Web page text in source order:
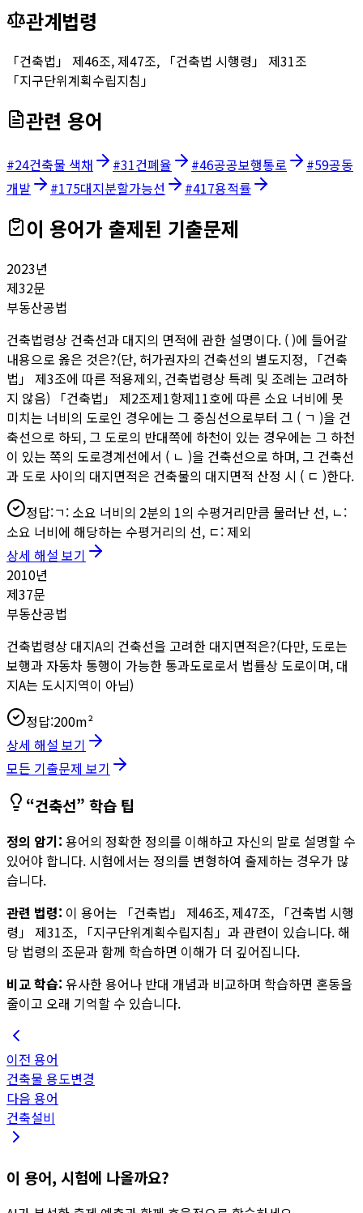
관계법령
「건축법」 제46조, 제47조, 「건축법 시행령」 제31조
「지구단위계획수립지침」
관련 용어
#24건축물 색채 #31건폐율 #46공공보행통로 #59공동
개발
#175대지분할가능선 #417용적률
이 용어가 출제된 기출문제
2023년
제32문
부동산공법
건축법령상 건축선과 대지의 면적에 관한 설명이다. ( )에 들어갈
내용으로 옳은 것은?(단, 허가권자의 건축선의 별도지정, 「건축
법」 제3조에 따른 적용제외, 건축법령상 특례 및 조례는 고려하
지 않음) 「건축법」 제2조제1항제11호에 따른 소요 너비에 못
미치는 너비의 도로인 경우에는 그 중심선으로부터 그 ( ㄱ )을 건
축선으로 하되, 그 도로의 반대쪽에 하천이 있는 경우에는 그 하천
이 있는 쪽의 도로경계선에서 ( ㄴ )을 건축선으로 하며, 그 건축선
과 도로 사이의 대지면적은 건축물의 대지면적 산정 시 ( ㄷ )한다.
정답:ㄱ: 소요 너비의 2분의 1의 수평거리만큼 물러난 선, ㄴ:
소요 너비에 해당하는 수평거리의 선, ㄷ: 제외
상세 해설 보기
2010년
제37문
부동산공법
건축법령상 대지A의 건축선을 고려한 대지면적은?(다만, 도로는
보행과 자동차 통행이 가능한 통과도로로서 법률상 도로이며, 대
지A는 도시지역이 아님)
정답:200m²
상세 해설 보기
모든 기출문제 보기
“건축선” 학습 팁
정의 암기: 용어의 정확한 정의를 이해하고 자신의 말로 설명할 수
있어야 합니다. 시험에서는 정의를 변형하여 출제하는 경우가 많
습니다.
관련 법령: 이 용어는
「건축법」 제46조, 제47조, 「건축법 시행
령」 제31조, 「지구단위계획수립지침」 과 관련이 있습니다. 해
당 법령의 조문과 함께 학습하면 이해가 더 깊어집니다.
비교 학습: 유사한 용어나 반대 개념과 비교하며 학습하면 혼동을
줄이고 오래 기억할 수 있습니다.
이전 용어
건축물 용도변경
다음 용어
건축설비
이 용어, 시험에 나올까요?